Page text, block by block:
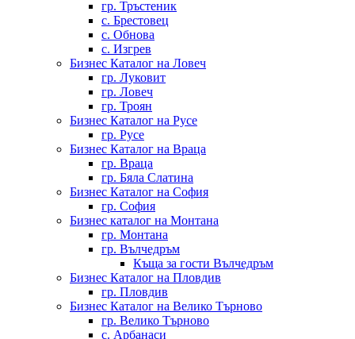
гр. Тръстеник
с. Брестовец
с. Обнова
с. Изгрев
Бизнес Каталог на Ловеч
гр. Луковит
гр. Ловеч
гр. Троян
Бизнес Каталог на Русе
гр. Русе
Бизнес Каталог на Враца
гр. Враца
гр. Бяла Слатина
Бизнес Каталог на София
гр. София
Бизнес каталог на Монтана
гр. Монтана
гр. Вълчедръм
Къща за гости Вълчедръм
Бизнес Каталог на Пловдив
гр. Пловдив
Бизнес Каталог на Велико Търново
гр. Велико Търново
с. Арбанаси